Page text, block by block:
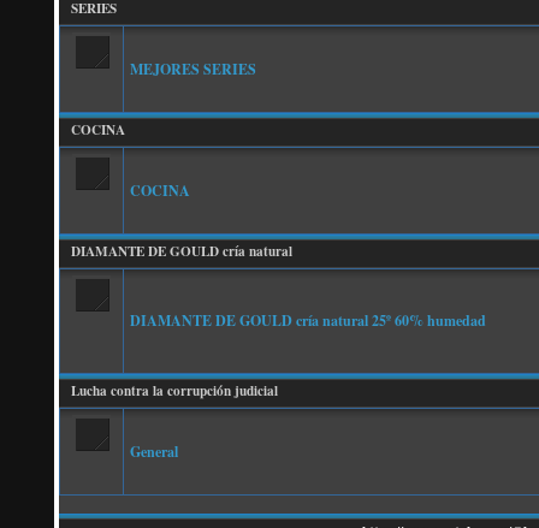
SERIES
MEJORES SERIES
COCINA
COCINA
DIAMANTE DE GOULD cría natural
DIAMANTE DE GOULD cría natural 25º 60% humedad
Lucha contra la corrupción judicial
General